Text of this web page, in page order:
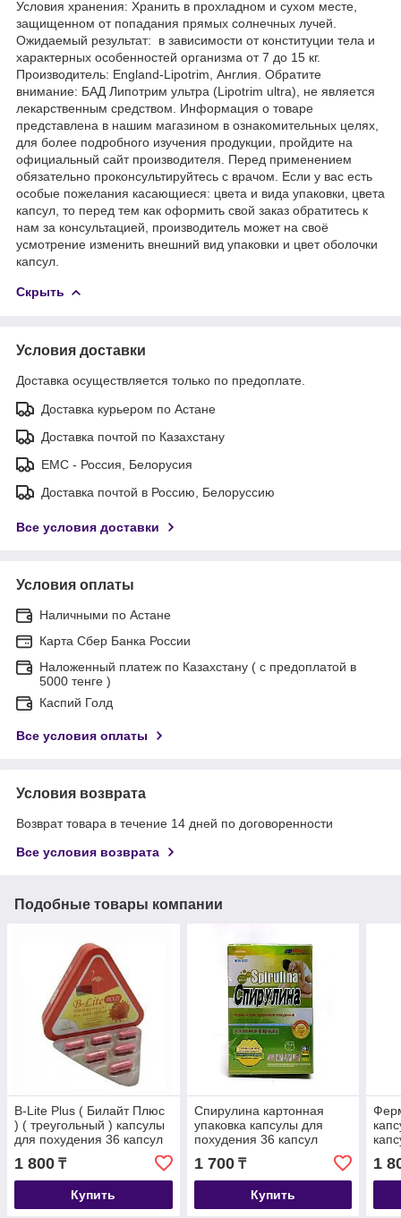
Условия хранения: Хранить в прохладном и сухом месте,
защищенном от попадания прямых солнечных лучей.
Ожидаемый результат: в зависимости от конституции тела и
характерных особенностей организма от 7 до 15 кг.
Производитель: England-Lipotrim, Англия. Обратите
внимание: БАД Липотрим ультра (Lipotrim ultra), не является
лекарственным средством. Информация о товаре
представлена в нашим магазином в ознакомительных целях,
для более подробного изучения продукции, пройдите на
официальный сайт производителя. Перед применением
обязательно проконсультируйтесь с врачом. Если у вас есть
особые пожелания касающиеся: цвета и вида упаковки, цвета
капсул, то перед тем как оформить свой заказ обратитесь к
нам за консультацией, производитель может на своё
усмотрение изменить внешний вид упаковки и цвет оболочки
капсул.
Скрыть
Условия доставки
Доставка осуществляется только по предоплате.
Доставка курьером по Астане
Доставка почтой по Казахстану
ЕМС - Россия, Белорусия
Доставка почтой в Россию, Белоруссию
Все условия доставки
Условия оплаты
Наличными по Астане
Карта Сбер Банка России
Наложенный платеж по Казахстану ( с предоплатой в
5000 тенге )
Каспий Голд
Все условия оплаты
Условия возврата
Возврат товара в течение 14 дней по договоренности
Все условия возврата
Подобные товары компании
B-Lite Plus ( Билайт Плюс
) ( треугольный ) капсулы
для похудения 36 капсул
1 800 ₸
Купить
Спирулина картонная
упаковка капсулы для
похудения 36 капсул
1 700₸
Купить
1